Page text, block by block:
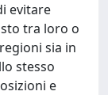
evitare
tra loro o
sia in
stesso
e